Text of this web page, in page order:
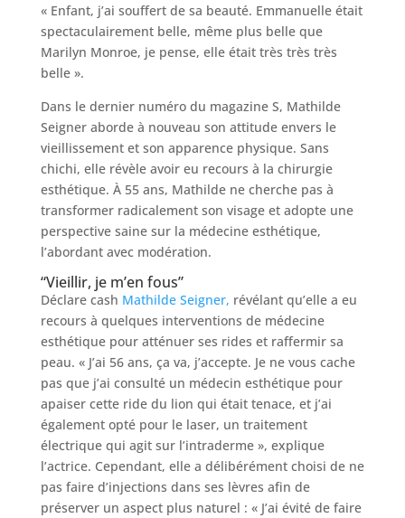
« Enfant, j’ai souffert de sa beauté. Emmanuelle était
spectaculairement belle, même plus belle que
Marilyn Monroe, je pense, elle était très très très
belle ».
Dans le dernier numéro du magazine S, Mathilde
Seigner aborde à nouveau son attitude envers le
vieillissement et son apparence physique. Sans
chichi, elle révèle avoir eu recours à la chirurgie
esthétique. À 55 ans, Mathilde ne cherche pas à
transformer radicalement son visage et adopte une
perspective saine sur la médecine esthétique,
l’abordant avec modération.
“Vieillir, je m’en fous”
Déclare cash Mathilde Seigner, révélant qu’elle a eu
recours à quelques interventions de médecine
esthétique pour atténuer ses rides et raffermir sa
peau. « J’ai 56 ans, ça va, j’accepte. Je ne vous cache
pas que j’ai consulté un médecin esthétique pour
apaiser cette ride du lion qui était tenace, et j’ai
également opté pour le laser, un traitement
électrique qui agit sur l’intraderme », explique
l’actrice. Cependant, elle a délibérément choisi de ne
pas faire d’injections dans ses lèvres afin de
préserver un aspect plus naturel : « J’ai évité de faire